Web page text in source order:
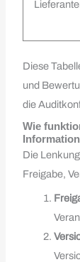
Diese
und
die
Wie
Die
Freigabe,